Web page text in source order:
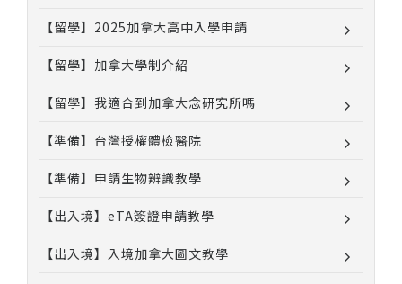
【留學】2025加拿大高中入學申請
【留學】加拿大學制介紹
【留學】我適合到加拿大念研究所嗎
【準備】台灣授權體檢醫院
【準備】申請生物辨識教學
【出入境】eTA簽證申請教學
【出入境】入境加拿大圖文教學